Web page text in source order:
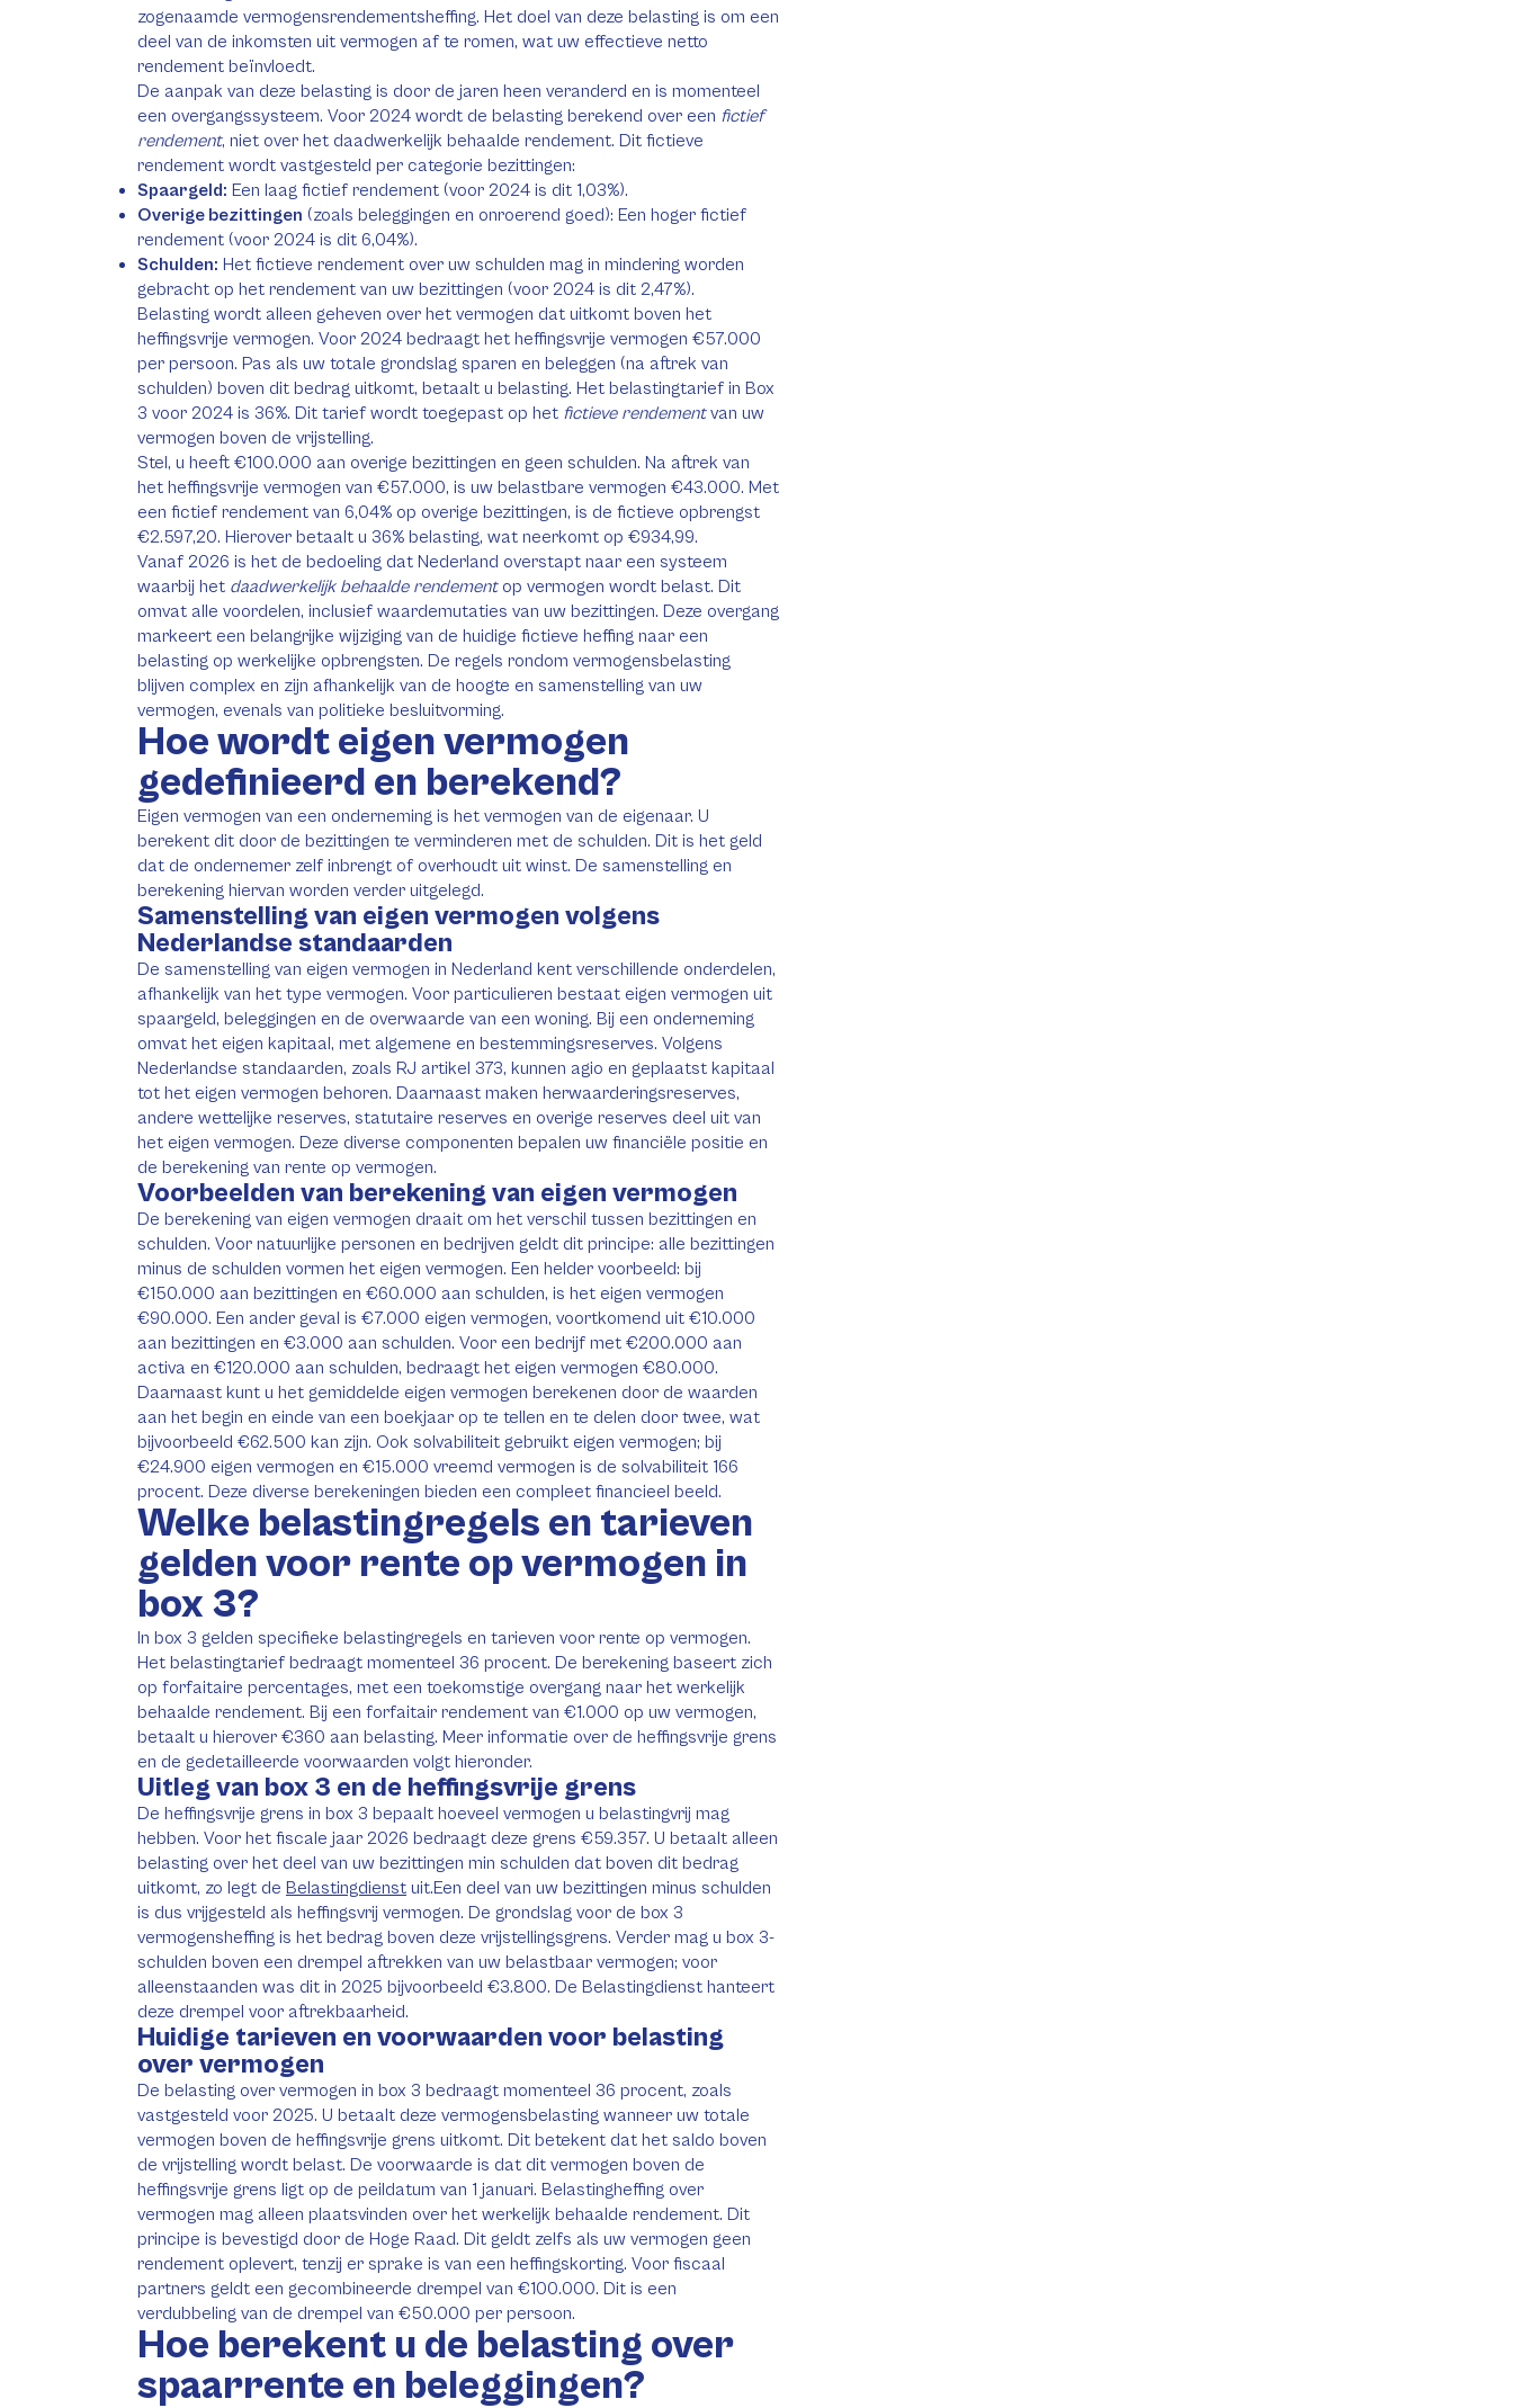
zogenaamde vermogensrendementsheffing. Het doel van deze belasting is om een
deel van de inkomsten uit vermogen af te romen, wat uw effectieve netto
rendement beïnvloedt.
De aanpak van deze belasting is door de jaren heen veranderd en is momenteel
een overgangssysteem. Voor 2024 wordt de belasting berekend over een fictief
rendement, niet over het daadwerkelijk behaalde rendement. Dit fictieve
rendement wordt vastgesteld per categorie bezittingen:
Spaargeld: Een laag fictief rendement (voor 2024 is dit 1,03%).
Overige bezittingen (zoals beleggingen en onroerend goed): Een hoger fictief
rendement (voor 2024 is dit 6,04%).
Schulden: Het fictieve rendement over uw schulden mag in mindering worden
gebracht op het rendement van uw bezittingen (voor 2024 is dit 2,47%).
Belasting wordt alleen geheven over het vermogen dat uitkomt boven het
heffingsvrije vermogen. Voor 2024 bedraagt het heffingsvrije vermogen €57.000
per persoon. Pas als uw totale grondslag sparen en beleggen (na aftrek van
schulden) boven dit bedrag uitkomt, betaalt u belasting. Het belastingtarief in Box
3 voor 2024 is 36%. Dit tarief wordt toegepast op het fictieve rendementvan uw
vermogen boven de vrijstelling.
Stel, u heeft €100.000 aan overige bezittingen en geen schulden. Na aftrek van
het heffingsvrije vermogen van €57.000, is uw belastbare vermogen €43.000. Met
een fictief rendement van 6,04% op overige bezittingen, is de fictieve opbrengst
€2.597,20. Hierover betaalt u 36% belasting, wat neerkomt op €934,99.
Vanaf 2026 is het de bedoeling dat Nederland overstapt naar een systeem
waarbij het daadwerkelijk behaalde rendementop vermogen wordt belast. Dit
omvat alle voordelen, inclusief waardemutaties van uw bezittingen. Deze overgang
markeert een belangrijke wijziging van de huidige fictieve heffing naar een
belasting op werkelijke opbrengsten. De regels rondom vermogensbelasting
blijven complex en zijn afhankelijk van de hoogte en samenstelling van uw
vermogen, evenals van politieke besluitvorming.
Hoe wordt eigen vermogen
gedefinieerd en berekend?
Eigen vermogen van een onderneming is het vermogen van de eigenaar. U
berekent dit door de bezittingen te verminderen met de schulden. Dit is het geld
dat de ondernemer zelf inbrengt of overhoudt uit winst. De samenstelling en
berekening hiervan worden verder uitgelegd.
Samenstelling van eigen vermogen volgens
Nederlandse standaarden
De samenstelling van eigen vermogen in Nederland kent verschillende onderdelen,
afhankelijk van het type vermogen. Voor particulieren bestaat eigen vermogen uit
spaargeld, beleggingen en de overwaarde van een woning. Bij een onderneming
omvat het eigen kapitaal, met algemene en bestemmingsreserves. Volgens
Nederlandse standaarden, zoals RJ artikel 373, kunnen agio en geplaatst kapitaal
tot het eigen vermogen behoren. Daarnaast maken herwaarderingsreserves,
andere wettelijke reserves, statutaire reserves en overige reserves deel uit van
het eigen vermogen. Deze diverse componenten bepalen uw financiële positie en
de berekening van rente op vermogen.
Voorbeelden van berekening van eigen vermogen
De berekening van eigen vermogen draait om het verschil tussen bezittingen en
schulden. Voor natuurlijke personen en bedrijven geldt dit principe: alle bezittingen
minus de schulden vormen het eigen vermogen. Een helder voorbeeld: bij
€150.000 aan bezittingen en €60.000 aan schulden, is het eigen vermogen
€90.000. Een ander geval is €7.000 eigen vermogen, voortkomend uit €10.000
aan bezittingen en €3.000 aan schulden. Voor een bedrijf met €200.000 aan
activa en €120.000 aan schulden, bedraagt het eigen vermogen €80.000.
Daarnaast kunt u het gemiddelde eigen vermogen berekenen door de waarden
aan het begin en einde van een boekjaar op te tellen en te delen door twee, wat
bijvoorbeeld €62.500 kan zijn. Ook solvabiliteit gebruikt eigen vermogen; bij
€24.900 eigen vermogen en €15.000 vreemd vermogen is de solvabiliteit 166
procent. Deze diverse berekeningen bieden een compleet financieel beeld.
Welke belastingregels en tarieven
gelden voor rente op vermogen in
box 3?
In box 3 gelden specifieke belastingregels en tarieven voor rente op vermogen.
Het belastingtarief bedraagt momenteel 36 procent. De berekening baseert zich
op forfaitaire percentages, met een toekomstige overgang naar het werkelijk
behaalde rendement. Bij een forfaitair rendement van €1.000 op uw vermogen,
betaalt u hierover €360 aan belasting. Meer informatie over de heffingsvrije grens
en de gedetailleerde voorwaarden volgt hieronder.
Uitleg van box 3 en de heffingsvrije grens
De heffingsvrije grens in box 3 bepaalt hoeveel vermogen u belastingvrij mag
hebben. Voor het fiscale jaar 2026 bedraagt deze grens €59.357. U betaalt alleen
belasting over het deel van uw bezittingen min schulden dat boven dit bedrag
uitkomt, zo legt de Belastingdienst uit.Een deel van uw bezittingen minus schulden
is dus vrijgesteld als heffingsvrij vermogen. De grondslag voor de box 3
vermogensheffing is het bedrag boven deze vrijstellingsgrens. Verder mag u box 3-
schulden boven een drempel aftrekken van uw belastbaar vermogen; voor
alleenstaanden was dit in 2025 bijvoorbeeld €3.800. De Belastingdienst hanteert
deze drempel voor aftrekbaarheid.
Huidige tarieven en voorwaarden voor belasting
over vermogen
De belasting over vermogen in box 3 bedraagt momenteel 36 procent, zoals
vastgesteld voor 2025. U betaalt deze vermogensbelasting wanneer uw totale
vermogen boven de heffingsvrije grens uitkomt. Dit betekent dat het saldo boven
de vrijstelling wordt belast. De voorwaarde is dat dit vermogen boven de
heffingsvrije grens ligt op de peildatum van 1 januari. Belastingheffing over
vermogen mag alleen plaatsvinden over het werkelijk behaalde rendement. Dit
principe is bevestigd door de Hoge Raad. Dit geldt zelfs als uw vermogen geen
rendement oplevert, tenzij er sprake is van een heffingskorting. Voor fiscaal
partners geldt een gecombineerde drempel van €100.000. Dit is een
verdubbeling van de drempel van €50.000 per persoon.
Hoe berekent u de belasting over
spaarrente en beleggingen?